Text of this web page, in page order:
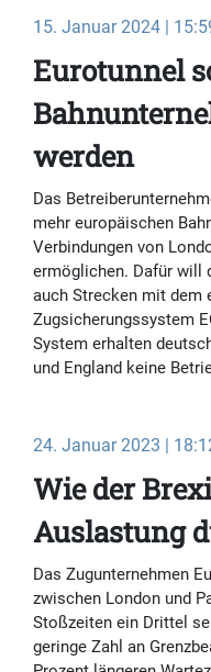
15. Januar 2024 |
Eurotunnel
werden
Das
mehr europäischen
Verbindungen von
ermöglichen. Dafür will
auch Strecken mit dem
Zugsicherungssystem
System erhalten
und England keine
24. Januar 2023 |
Wie der
Auslastung
Das Zugunternehmen
zwischen London und
Stoßzeiten ein Drittel
geringe Zahl an